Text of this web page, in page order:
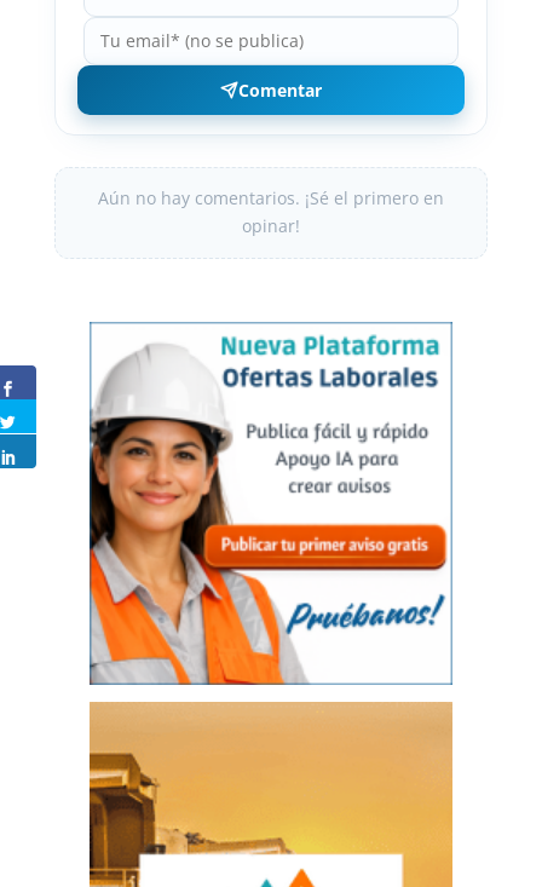
Comentar
Aún no hay comentarios. ¡Sé el primero en
opinar!